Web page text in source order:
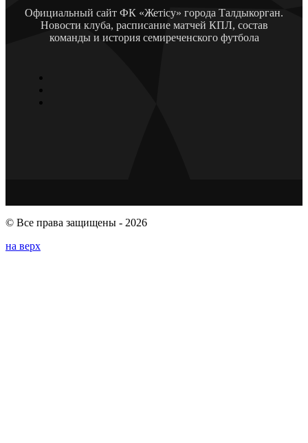
Официальный сайт ФК «Жетісу» города Талдыкорган.
Новости клуба, расписание матчей КПЛ, состав
команды и история семиреченского футбола
© Все права защищены - 2026
на верх